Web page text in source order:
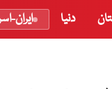
دنیا ایران-